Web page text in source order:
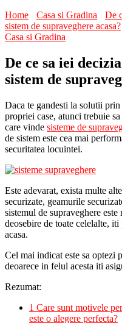
Home
Casa si Gradina
De
sistem de supraveghere acasa?
Casa si Gradina
De ce sa iei
sistem de
Daca te gandesti la solutii
propriei case, atunci trebuie
care vinde sisteme de
de sistem este cea mai
securitatea locuintei.
Este adevarat, exista multe
securizate, geamurile
sistemul de supraveghere
deosebire de toate celelalte,
acasa.
Cel mai indicat este sa optezi
deoarece in felul acesta iti
Rezumat:
1 Care sunt motivele
este o alegere perfecta?